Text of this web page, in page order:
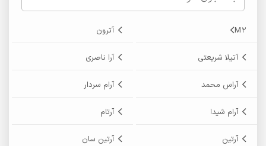
M2 آترون
آتیلا شریعتی آرا ناصری
آراس محمد آرام سردار
آرام شیدا آرتام
آرتین آرتین سان